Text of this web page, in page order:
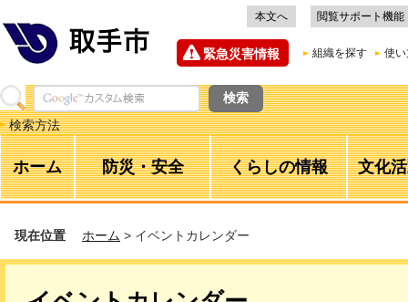
本文へ 閲覧サポート機能
緊急災害情報 組織を探す 使
検索方法
ホーム 防災・安全 くらしの情報 文化
現在位置 ホーム > イベントカレンダー